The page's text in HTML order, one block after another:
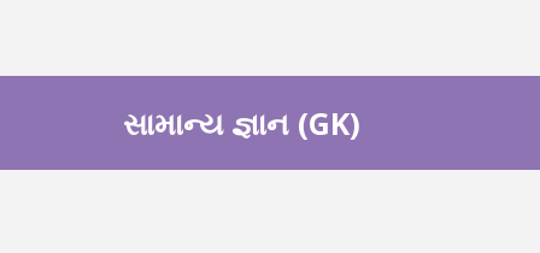
સામાન્ય જ્ઞાન (GK)